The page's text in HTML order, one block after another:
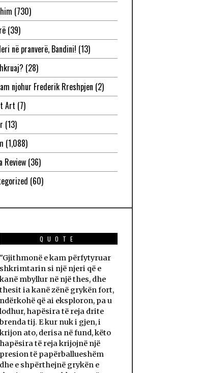
(730)
(39)
në pranverë, Bandini! (13)
(28)
njohur Frederik Rreshpjen (2)
Art (7)
(13)
(1,088)
Review(36)
(60)
QUOTE
"Gjithmonë e kam përfytyruar
shkrimtarin si një njeri që e
kanë mbyllur në një thes, dhe
thesit ia kanë zënë grykën fort,
ndërkohë që ai eksploron, pa u
hapësira të reja drite
brenda tij. E kur nuk i gjen, i
krijon ato, derisa në fund, këto
hapësira të reja krijojnë një
presion të papërballueshëm
dhe e shpërthejnë grykën e